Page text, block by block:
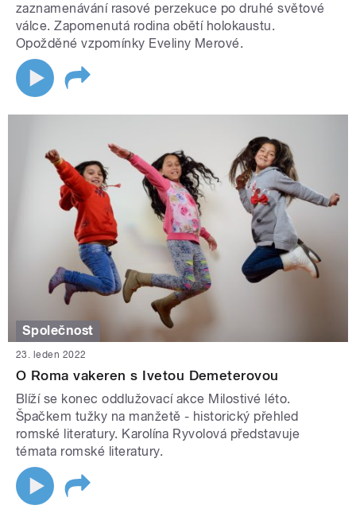
zaznamenávání rasové perzekuce po druhé světové
válce. Zapomenutá rodina obětí holokaustu.
Opožděné vzpomínky Eveliny Merové.
Společnost
23. leden 2022
O Roma vakeren s Ivetou Demeterovou
Blíží se konec oddlužovací akce Milostivé léto.
Špačkem tužky na manžetě - historický přehled
romské literatury. Karolína Ryvolová představuje
témata romské literatury.